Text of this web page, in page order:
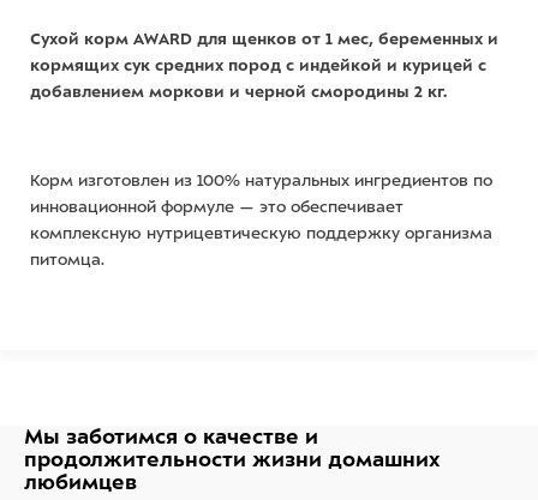
Сухой корм AWARD для щенков от 1 мес, беременных и
кормящих сук средних пород с индейкой и курицей с
добавлением моркови и черной смородины 2 кг.
Корм изготовлен из 100% натуральных ингредиентов по
инновационной формуле — это обеспечивает
комплексную нутрицевтическую поддержку организма
питомца.
Корм обогащен полиненасыщенными жирными
Мы заботимся о качестве и
продолжительности жизни домашних
любимцев